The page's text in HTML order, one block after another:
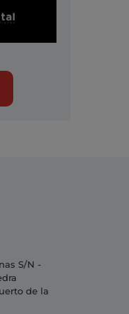
S/N -
de la